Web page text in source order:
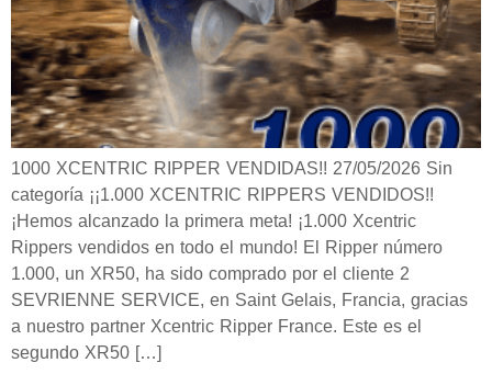
1000 XCENTRIC RIPPER VENDIDAS!! 27/05/2026 Sin
categoría ¡¡1.000 XCENTRIC RIPPERS VENDIDOS!!
¡Hemos alcanzado la primera meta! ¡1.000 Xcentric
Rippers vendidos en todo el mundo! El Ripper número
1.000, un XR50, ha sido comprado por el cliente 2
SEVRIENNE SERVICE, en Saint Gelais, Francia, gracias
a nuestro partner Xcentric Ripper France. Este es el
segundo XR50 […]